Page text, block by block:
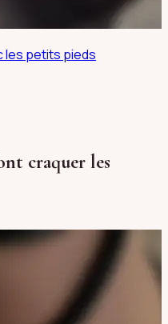
les petits pieds
craquer les